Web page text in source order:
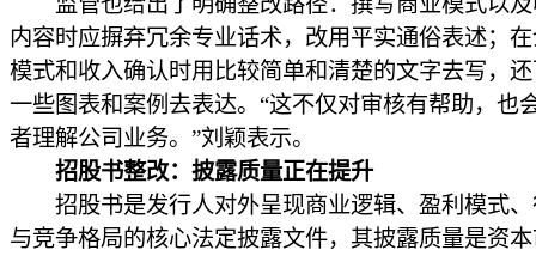
内容时应摒弃冗余专业话术，改用平实通俗表述；
模式和收入确认时用比较简单和清楚的文字去写，
一些图表和案例去表达。“这不仅对审核有帮助，也
者理解公司业务。”刘颖表示。
招股书整改：披露质量正在提升
招股书是发行人对外呈现商业逻辑、盈利模式、
与竞争格局的核心法定披露文件，其披露质量是资